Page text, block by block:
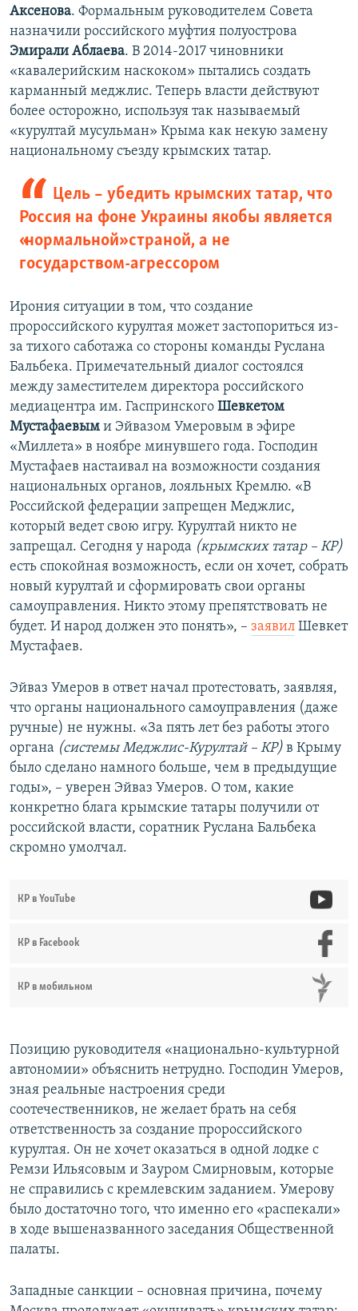
Аксенова. Формальным руководителем Совета
назначили российского муфтия полуострова
Эмирали Аблаева. В 2014-2017 чиновники
«кавалерийским наскоком» пытались создать
карманный меджлис. Теперь власти действуют
более осторожно, используя так называемый
«курултай мусульман» Крыма как некую замену
национальному съезду крымских татар.
Цель – убедить крымских татар, что
Россия на фоне Украины якобы является
«нормальной» страной, а не
государством-агрессором
Ирония ситуации в том, что создание
пророссийского курултая может застопориться из-
за тихого саботажа со стороны команды Руслана
Бальбека. Примечательный диалог состоялся
между заместителем директора российского
медиацентра им. Гаспринского Шевкетом
Мустафаевым и Эйвазом Умеровым в эфире
«Миллета» в ноябре минувшего года. Господин
Мустафаев настаивал на возможности создания
национальных органов, лояльных Кремлю. «В
Российской федерации запрещен Меджлис,
который ведет свою игру. Курултай никто не
запрещал. Сегодня у народа (крымских татар – КР)
есть спокойная возможность, если он хочет, собрать
новый курултай и сформировать свои органы
самоуправления. Никто этому препятствовать не
будет. И народ должен это понять», – заявил Шевкет
Мустафаев.
Эйваз Умеров в ответ начал протестовать, заявляя,
что органы национального самоуправления (даже
ручные) не нужны. «За пять лет без работы этого
органа (системы Меджлис-Курултай – КР) в Крыму
было сделано намного больше, чем в предыдущие
годы», – уверен Эйваз Умеров. О том, какие
конкретно блага крымские татары получили от
российской власти, соратник Руслана Бальбека
скромно умолчал.
КР в YouTube
КР в Facebook
КР в мобильном
Позицию руководителя «национально-культурной
автономии» объяснить нетрудно. Господин Умеров,
зная реальные настроения среди
соотечественников, не желает брать на себя
ответственность за создание пророссийского
курултая. Он не хочет оказаться в одной лодке с
Ремзи Ильясовым и Зауром Смирновым, которые
не справились с кремлевским заданием. Умерову
было достаточно того, что именно его «распекали»
в ходе вышеназванного заседания Общественной
палаты.
Западные санкции – основная причина, почему